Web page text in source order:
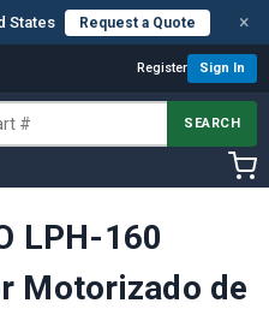
States Request a Quote ×
Register Sign In
SEARCH
LPH-160
Motorizado de